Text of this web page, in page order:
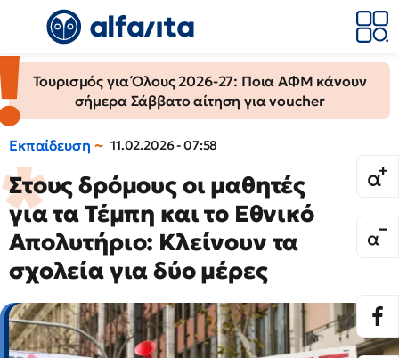
Τουρισμός για Όλους 2026-27: Ποια ΑΦΜ κάνουν
σήμερα Σάββατο αίτηση για voucher
Εκπαίδευση 11.02.2026 - 07:58
Στους δρόμους οι μαθητές
για τα Τέμπη και το Εθνικό
Απολυτήριο: Κλείνουν τα
σχολεία για δύο μέρες